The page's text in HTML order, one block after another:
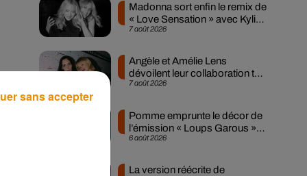
7 août 2026
Madonna sort enfin le remix de
« Love Sensation » avec Kylie
Minogue
7 août 2026
Angèle et Amélie Lens
dévoilent leur collaboration tant
attendue
6 août 2026
Pomme emprunte le décor de
l’émission « Loups Garous »
pour son...
La version réécrite de
sans accepter